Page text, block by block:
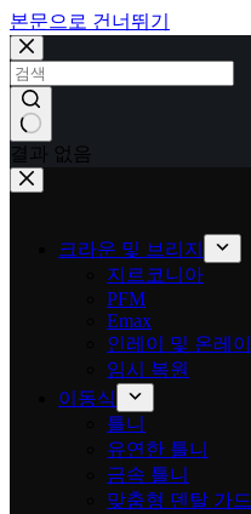
본문으로 건너뛰기
결과 없음
크라운 및 브리지
지르코니아
PFM
Emax
인레이 및 온레이
임시 복원
이동식
틀니
유연한 틀니
금속 틀니
맞춤형 덴탈 가드